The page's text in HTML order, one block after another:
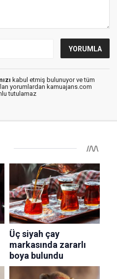
kabul etmiş bulunuyor ve tüm
yorumlardan kamuajans.com
tutulamaz